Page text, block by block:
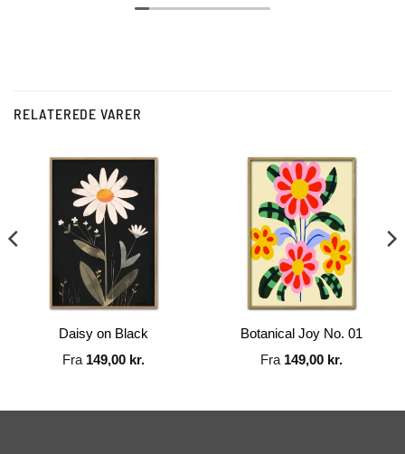
RELATEREDE VARER
Daisy on Black
Fra 149,00 kr.
Botanical Joy No. 01
Fra 149,00 kr.